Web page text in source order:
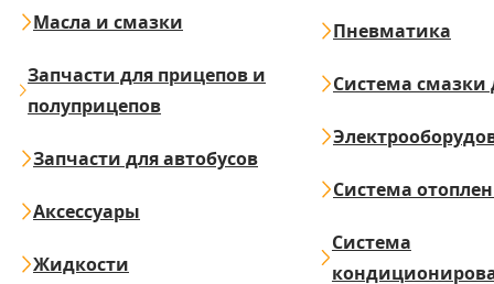
Масла и смазки
Запчасти для прицепов и
полуприцепов
Запчасти для автобусов
Аксессуары
Жидкости
Пневматика
Система смазки
Система
Система